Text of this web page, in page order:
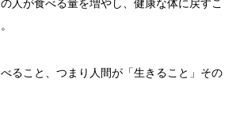
人が食べる量を増やし、健康な体に戻すこ
ること、つまり人間が「生きること」その